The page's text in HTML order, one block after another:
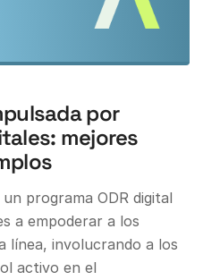
por
mejores
programa ODR digital
a empoderar a los
línea, involucrando a los
activo en el